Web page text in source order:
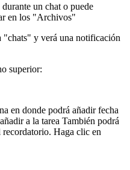
un chat o puede
en los "Archivos"
"chats" y verá una notificación
superior:
en donde podrá añadir fecha
a la tarea También podrá
Haga clic en